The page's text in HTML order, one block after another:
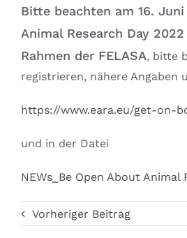
Bitte beachten am 16.
Animal Research Day
Rahmen der FELASA, bitte
registrieren, nähere Angaben
https://www.eara.eu/get-on-
und in der Datei
NEWs_Be Open About Animal
Vorheriger Beitrag